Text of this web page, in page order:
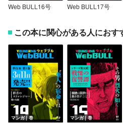
Web BULL16号 Web BULL17号
この本に関心がある人におす
マンガ｜巻 マンガ｜巻